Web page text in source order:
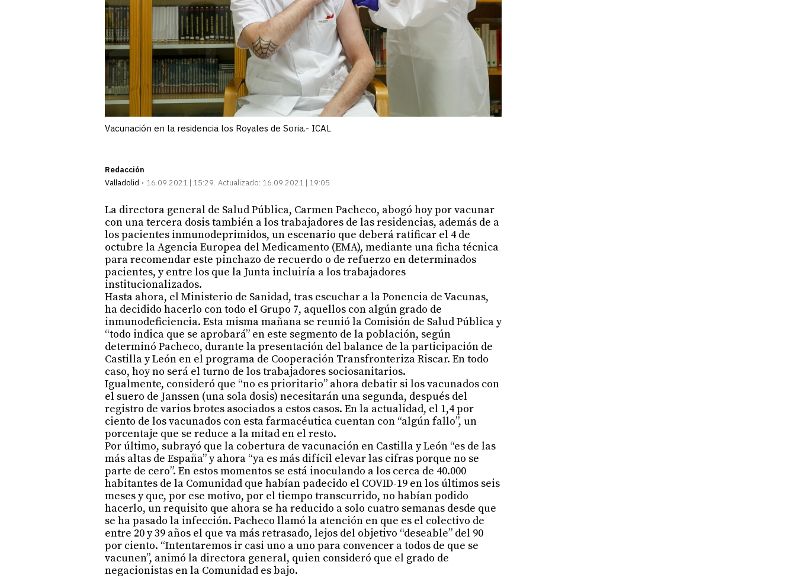
Vacunación en la residencia los Royales de Soria.- ICAL
Redacción
Valladolid
16.09.2021 | 15:29 Actualizado: 16.09.2021 | 19:05
La directora general de Salud Pública, Carmen Pacheco, abogó hoy por vacunar
con una tercera dosis también a los trabajadores de las residencias, además de a
los pacientes inmunodeprimidos, un escenario que deberá ratificar el 4 de
octubre la Agencia Europea del Medicamento (EMA), mediante una ficha técnica
para recomendar este pinchazo de recuerdo o de refuerzo en determinados
pacientes, y entre los que la Junta incluiría a los trabajadores
institucionalizados.
Hasta ahora, el Ministerio de Sanidad, tras escuchar a la Ponencia de Vacunas,
ha decidido hacerlo con todo el Grupo 7, aquellos con algún grado de
inmunodeficiencia. Esta misma mañana se reunió la Comisión de Salud Pública y
“todo indica que se aprobará” en este segmento de la población, según
determinó Pacheco, durante la presentación del balance de la participación de
Castilla y León en el programa de Cooperación Transfronteriza Riscar. En todo
caso, hoy no será el turno de los trabajadores sociosanitarios.
Igualmente, consideró que “no es prioritario” ahora debatir si los vacunados con
el suero de Janssen (una sola dosis) necesitarán una segunda, después del
registro de varios brotes asociados a estos casos. En la actualidad, el 1,4 por
ciento de los vacunados con esta farmacéutica cuentan con “algún fallo”, un
porcentaje que se reduce a la mitad en el resto.
Por último, subrayó que la cobertura de vacunación en Castilla y León “es de las
más altas de España” y ahora “ya es más difícil elevar las cifras porque no se
parte de cero”. En estos momentos se está inoculando a los cerca de 40.000
habitantes de la Comunidad que habían padecido el COVID-19 en los últimos seis
meses y que, por ese motivo, por el tiempo transcurrido, no habían podido
hacerlo, un requisito que ahora se ha reducido a solo cuatro semanas desde que
se ha pasado la infección. Pacheco llamó la atención en que es el colectivo de
entre 20 y 39 años el que va más retrasado, lejos del objetivo “deseable” del 90
por ciento. “Intentaremos ir casi uno a uno para convencer a todos de que se
vacunen”, animó la directora general, quien consideró que el grado de
negacionistas en la Comunidad es bajo.